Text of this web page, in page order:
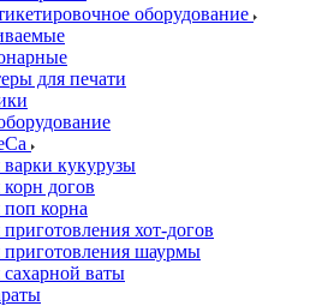
оборудование
для печати
кукурузы
догов
корна
хот-догов
шаурмы
ваты